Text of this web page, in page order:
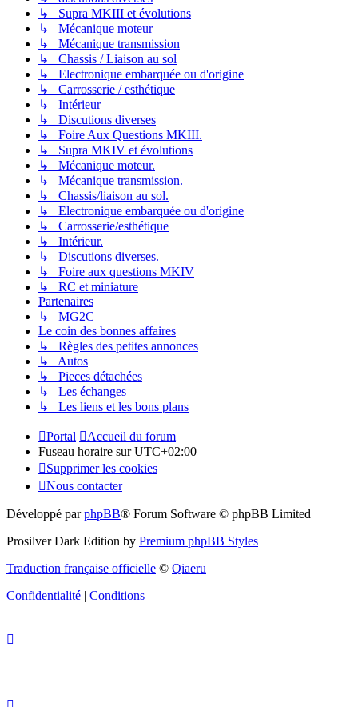
↳ Supra MKIII et évolutions
↳ Mécanique moteur
↳ Mécanique transmission
↳ Chassis / Liaison au sol
↳ Electronique embarquée ou d'origine
↳ Carrosserie / esthétique
↳ Intérieur
↳ Discutions diverses
↳ Foire Aux Questions MKIII.
↳ Supra MKIV et évolutions
↳ Mécanique moteur.
↳ Mécanique transmission.
↳ Chassis/liaison au sol.
↳ Electronique embarquée ou d'origine
↳ Carrosserie/esthétique
↳ Intérieur.
↳ Discutions diverses.
↳ Foire aux questions MKIV
↳ RC et miniature
Partenaires
↳ MG2C
Le coin des bonnes affaires
↳ Règles des petites annonces
↳ Autos
↳ Pieces détachées
↳ Les échanges
↳ Les liens et les bons plans
Portal
Accueil du forum
Fuseau horaire surUTC+02:00
Supprimer les cookies
Nous contacter
Développé parphpBB® Forum Software © phpBB Limited
Prosilver Dark Edition by Premium phpBB Styles
Traduction française officielle © Qiaeru
Confidentialité
Conditions